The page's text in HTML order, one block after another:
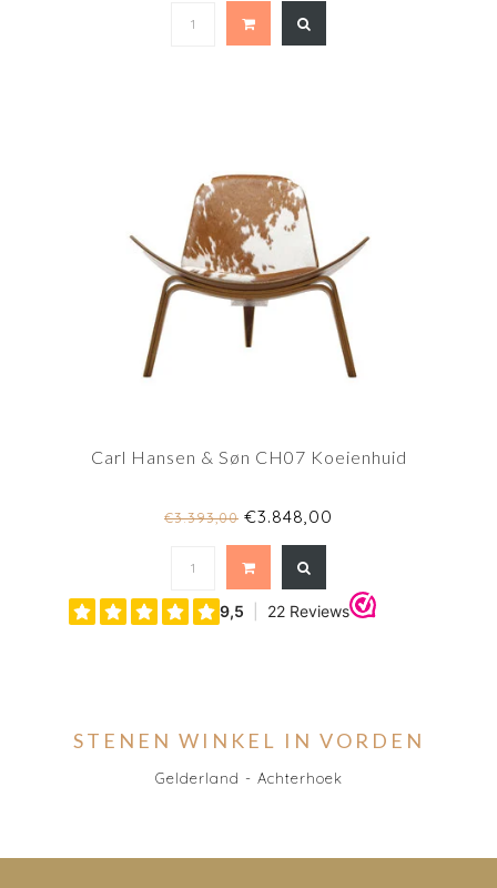
Carl Hansen & Søn CH07 Koeienhuid
€3.393,00 €3.848,00
STENEN WINKEL IN VORDEN
Gelderland - Achterhoek